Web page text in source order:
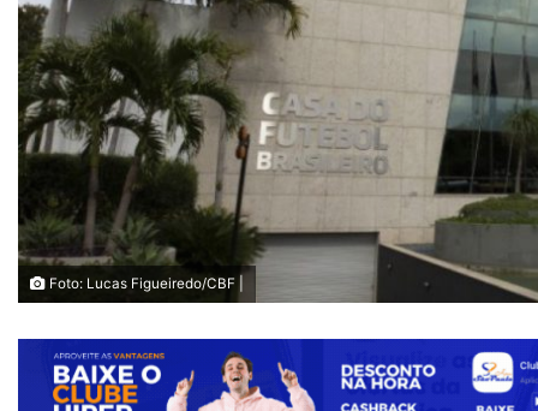
Foto: Lucas Figueiredo/CBF |